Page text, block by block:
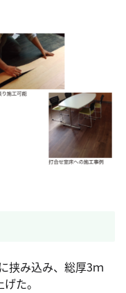
挟み込み、総厚3ｍ
た。